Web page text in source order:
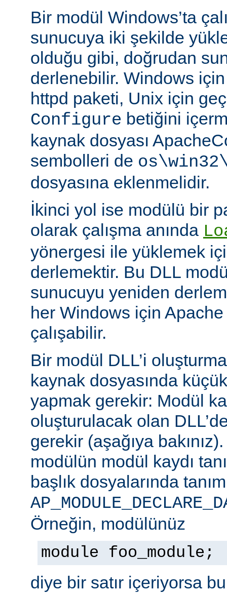
Bir modül Windows’ta
sunucuya iki şekilde
olduğu gibi, doğrudan
derlenebilir. Windows
httpd paketi, Unix için
Configure betiğini
kaynak dosyası
sembolleri de
dosyasına eklenmelidir.
İkinci yol ise modülü bir
olarak çalışma anında
yönergesi ile yüklemek
derlemektir. Bu DLL
sunucuyu yeniden
her Windows için
çalışabilir.
Bir modül DLL’i
kaynak dosyasında
yapmak gerekir: Modül
oluşturulacak olan
gerekir (aşağıya
modülün modül kaydı
başlık dosyalarında
Örneğin, modülünüz
module foo_module;
diye bir satır içeriyorsa